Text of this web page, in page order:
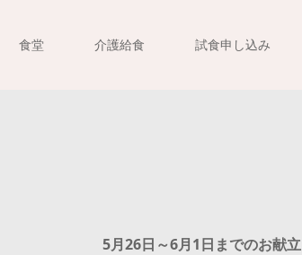
食堂 介護給食 試食申し込み
5月26日～6月1日までのお献立